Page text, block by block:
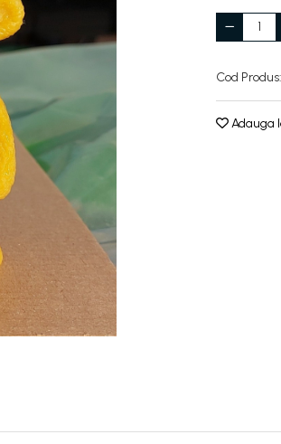
Cod Produs:
Adauga